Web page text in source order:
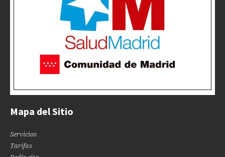
Mapa del Sitio
Servicios
Tarifas